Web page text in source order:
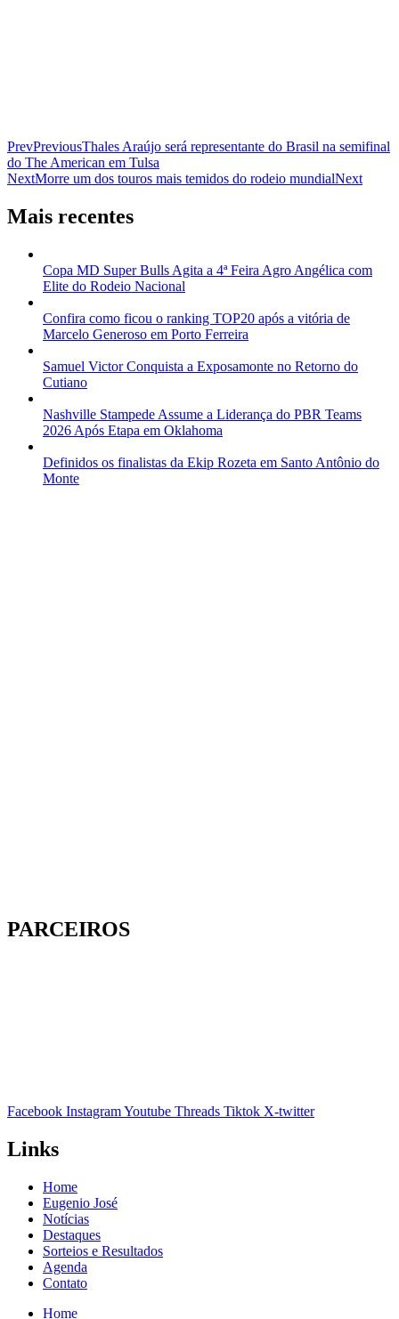
PrevPreviousThales Araújo será representante do Brasil na semifinal
do The American em Tulsa
NextMorre um dos touros mais temidos do rodeio mundialNext
Mais recentes
Copa MD Super Bulls Agita a 4ª Feira Agro Angélica com
Elite do Rodeio Nacional
Confira como ficou o ranking TOP20 após a vitória de
Marcelo Generoso em Porto Ferreira
Samuel Victor Conquista a Exposamonte no Retorno do
Cutiano
Nashville Stampede Assume a Liderança do PBR Teams
2026 Após Etapa em Oklahoma
Definidos os finalistas da Ekip Rozeta em Santo Antônio do
Monte
PARCEIROS
Facebook InstagramYoutube Threads Tiktok X-twitter
Links
Home
Eugenio José
Notícias
Destaques
Sorteios e Resultados
Agenda
Contato
Home